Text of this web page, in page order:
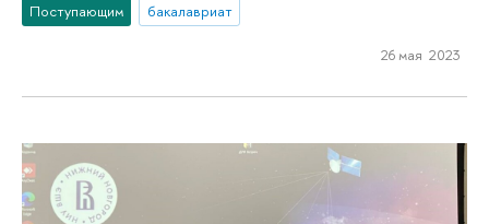
Поступающим бакалавриат
26 мая 2023